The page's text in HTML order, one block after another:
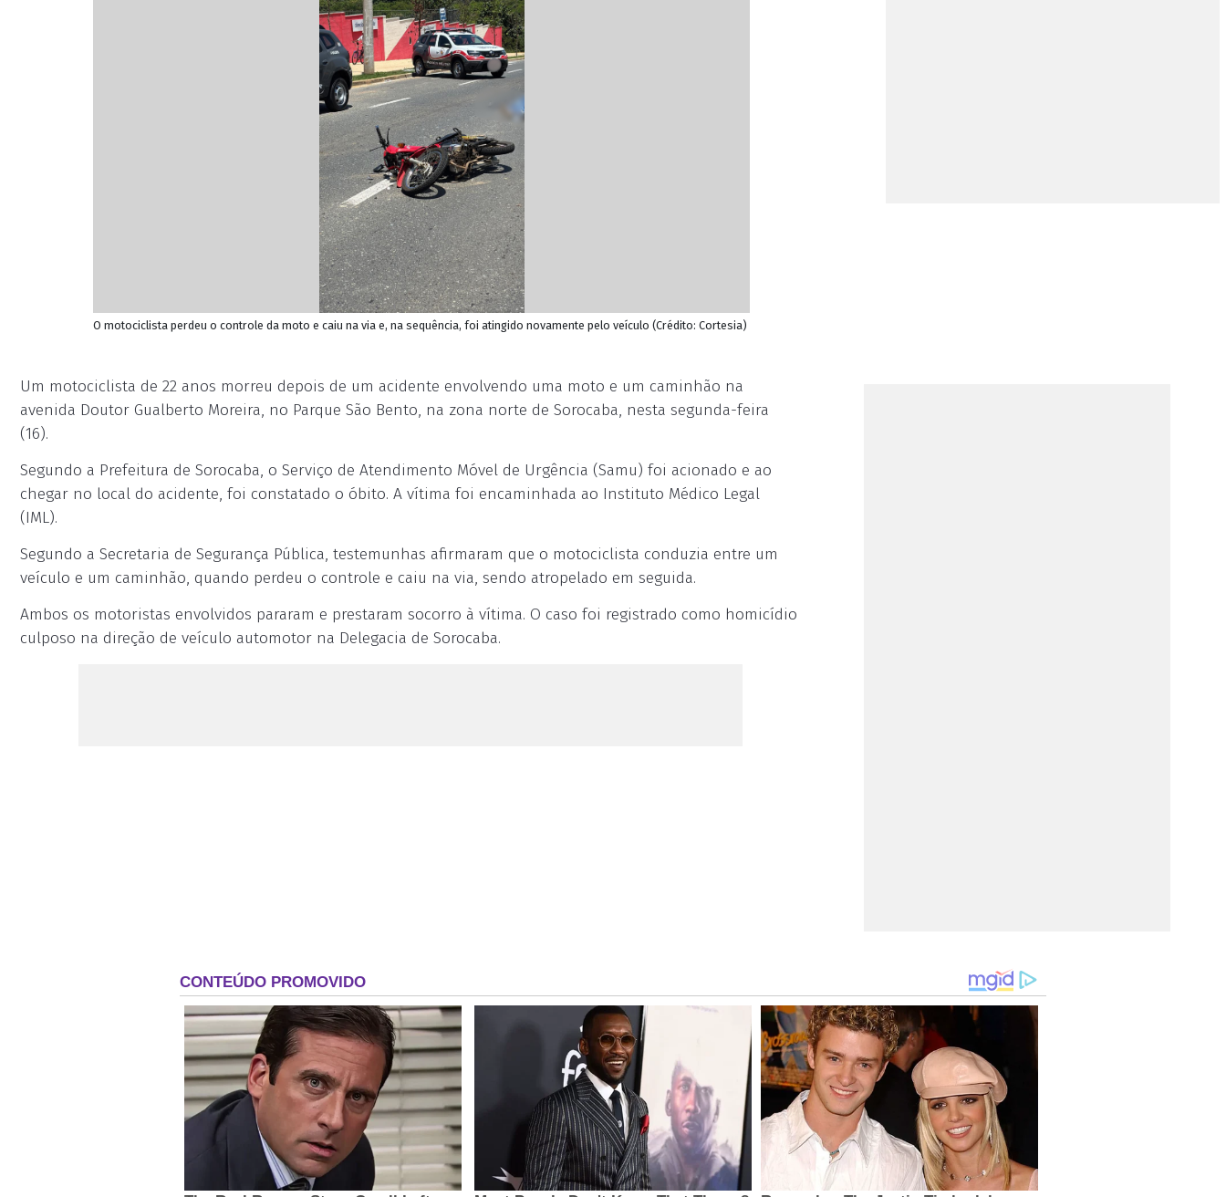
O motociclista perdeu o controle da moto e caiu na via e, na sequência, foi atingido novamente pelo veículo (Crédito: Cortesia)
Um motociclista de 22 anos morreu depois de um acidente envolvendo uma moto e um caminhão na
avenida Doutor Gualberto Moreira, no Parque São Bento, na zona norte de Sorocaba, nesta segunda-feira
(16).
Segundo a Prefeitura de Sorocaba, o Serviço de Atendimento Móvel de Urgência (Samu) foi acionado e ao
chegar no local do acidente, foi constatado o óbito. A vítima foi encaminhada ao Instituto Médico Legal
(IML).
Segundo a Secretaria de Segurança Pública, testemunhas afirmaram que o motociclista conduzia entre um
veículo e um caminhão, quando perdeu o controle e caiu na via, sendo atropelado em seguida.
Ambos os motoristas envolvidos pararam e prestaram socorro à vítima. O caso foi registrado como homicídio
culposo na direção de veículo automotor na Delegacia de Sorocaba.